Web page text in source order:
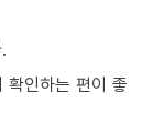
인하는 편이 좋